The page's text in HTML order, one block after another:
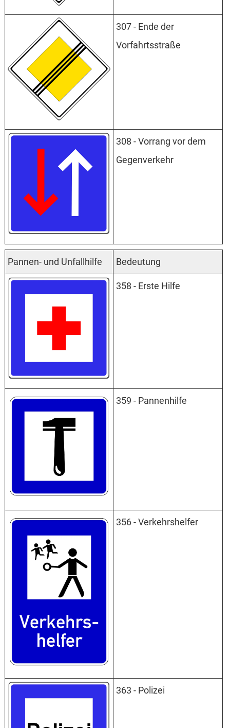
307 - Ende der
Vorfahrtsstraße
308 - Vorrang vor dem
Gegenverkehr
Pannen- und Unfallhilfe Bedeutung
358 - Erste Hilfe
359 - Pannenhilfe
356 - Verkehrshelfer
363 - Polizei